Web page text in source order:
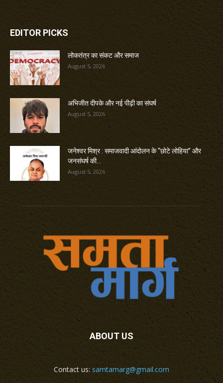
EDITOR PICKS
लोकतंत्र का संकट और समाज
August 5, 2026
अभिजीत दीपके और नई पीढ़ी का संघर्ष
August 5, 2026
जनेश्वर मिश्र : समाजवादी आंदोलन के “छोटे लोहिया” और
जनसंघर्ष की...
August 5, 2026
ABOUT US
Contact us: samtamarg@gmail.com